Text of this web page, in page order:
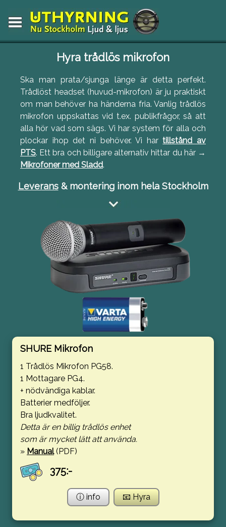
Hyra trådlös mikrofon
Ska man prata/sjunga länge är detta perfekt.
Trådlöst headset (huvud-mikrofon) är ju praktiskt
om man behöver ha händerna fria. Vanlig trådlös
mikrofon uppskattas vid t.ex. publikfrågor, så att
alla hör vad som sägs. Vi har system för alla och
plockar ihop det ni behöver. Vi hartillstånd av
PTS. Ett bra och billigare alternativ hittar du här →
Mikrofoner med Sladd.
Leverans& montering inom hela Stockholm
SHURE Mikrofon
1 Trådlös Mikrofon PG58.
1 Mottagare PG4.
+ nödvändiga kablar.
Batterier medföljer.
Bra ljudkvalitet.
Detta är en billig trådlös enhet
som är mycket lätt att använda.
» Manual(PDF)
375:-
ⓘ info 📧 Hyra